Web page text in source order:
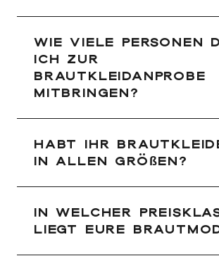
Wie viele Personen
ich zur
Brautkleidanprobe
mitbringen?
Habt Ihr
in allen Größen?
In welcher
liegt Eure